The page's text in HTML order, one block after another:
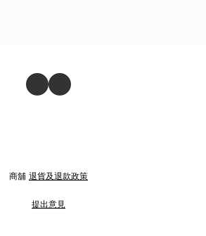
商舖 退貨及退款政策
提出意見